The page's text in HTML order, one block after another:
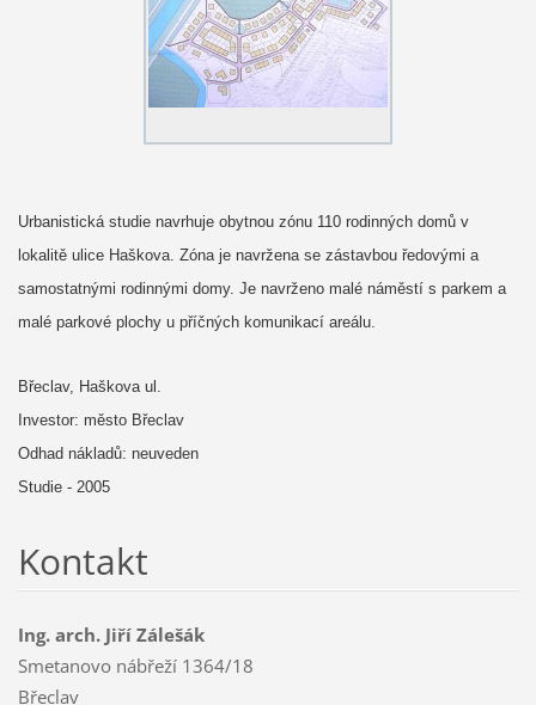
Urbanistická studie navrhuje obytnou zónu 110 rodinných domů v
lokalitě ulice Haškova. Zóna je navržena se zástavbou ředovými a
samostatnými rodinnými domy. Je navrženo malé náměstí s parkem a
malé parkové plochy u příčných komunikací areálu.
Břeclav, Haškova ul.
Investor: město Břeclav
Odhad nákladů: neuveden
Studie - 2005
Kontakt
Ing. arch. Jiří Zálešák
Smetanovo nábřeží 1364/18
Břeclav